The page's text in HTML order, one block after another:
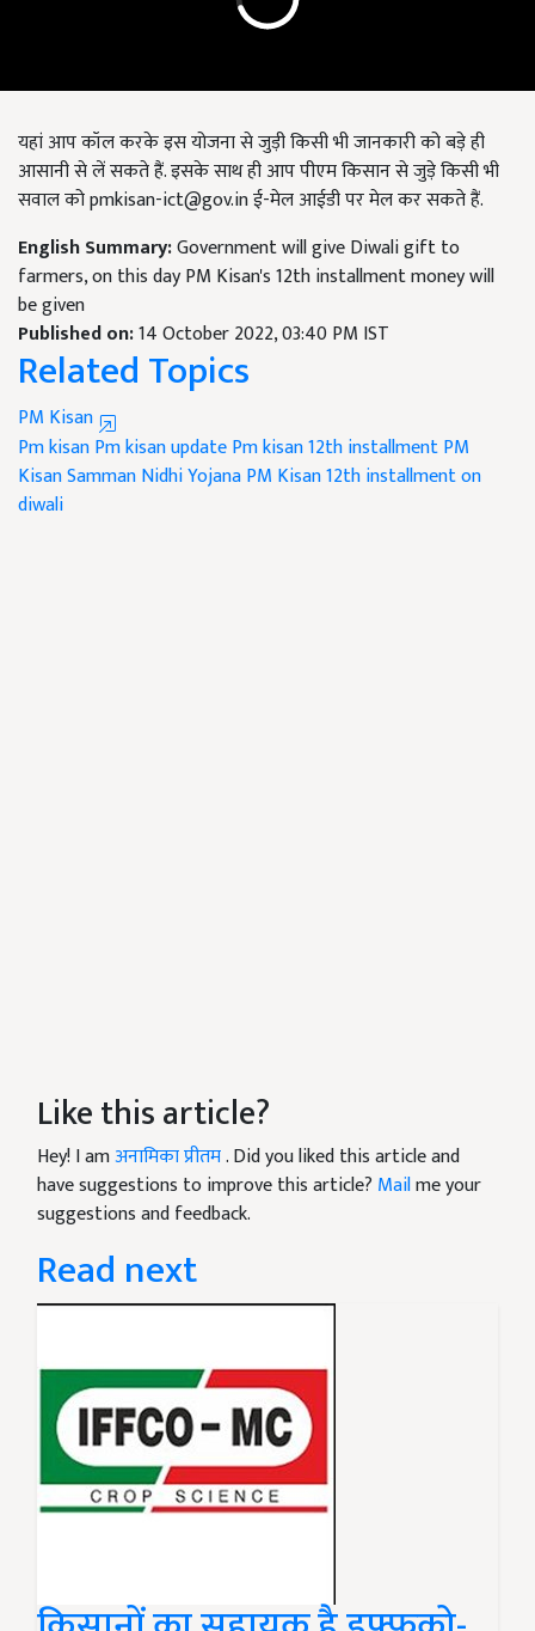
यहां आप कॉल करके इस योजना से जुड़ी किसी भी जानकारी को बड़े ही
आसानी से लें सकते हैं. इसके साथ ही आप पीएम किसान से जुड़े किसी भी
सवाल कोpmkisan-ict@gov.inई-मेल आईडी पर मेल कर सकते हैं.
English Summary:Government will give Diwali gift to
farmers, on this day PM Kisan's 12th installment money will
be given
Published on:14 October 2022, 03:40 PM IST
Related Topics
PM Kisan
Pm kisanPm kisan updatePm kisan 12th installmentPM
Kisan Samman Nidhi YojanaPM Kisan 12th installment on
diwali
Like this article?
Hey! I amअनामिका प्रीतम. Did you liked this article and
have suggestions to improve this article? Mailme your
suggestions and feedback.
Read next